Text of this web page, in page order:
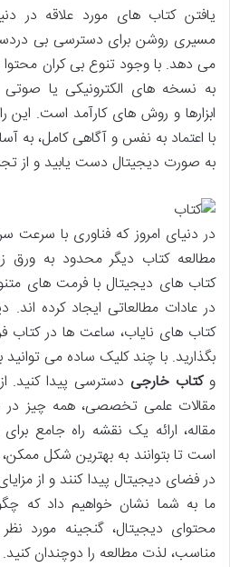
یافتن کتاب های مورد علاقه در
مسیری روشن برای دسترسی بی
می دهد. با وجود تنوع بی کران
به نسخه های الکترونیکی یا صوتی
ابزارها و روش های کارآمد است. این
با اعتماد به نفس و آگاهی کامل، به
به صورت دیجیتال دست یابید و از
در دنیای امروز که فناوری با
مطالعه کتاب دیگر محدود به
کتاب های دیجیتال با فرمت های
در عادات مطالعاتی ایجاد کرده
کتاب های نایاب، ساعت ها در کتاب
بگذارید. با چند کلیک ساده می
وکتاب خارجیدسترسی پیدا کنید.
مقالات علمی تخصصی، همه چیز
مقاله، ارائه یک نقشه راه جامع
است تا بتوانند به بهترین شکل
در فضای دیجیتال پیدا کنند و از
ما به شما نشان خواهیم داد که
محتوای دیجیتال، گنجینه مورد نظر
مناسب، لذت مطالعه را دوچندان کنید.